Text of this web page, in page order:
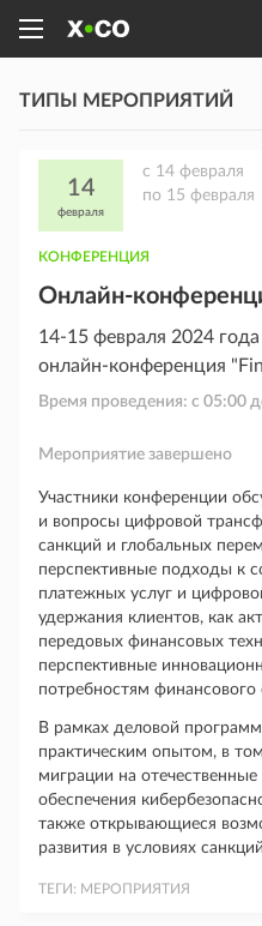
ТИПЫ МЕРОПРИЯТИЙ
14
февраля
c 14 февраля
по 15 февраля
КОНФЕРЕНЦИЯ
Онлайн-
14-15 февраля 2024
онлайн-конференция
Время проведения: с 05:00
Мероприятие завершено
Участники конференции
и вопросы цифровой
санкций и глобальных
перспективные подходы к
платежных услуг и
удержания клиентов, как
передовых финансовых
перспективные
потребностям финансового
В рамках деловой
практическим опытом, в
миграции на
обеспечения
также открывающиеся
развития в условиях
ТЕГИ: МЕРОПРИЯТИЯ